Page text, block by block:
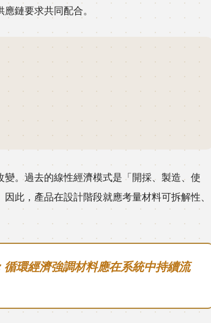
鏈要求共同配合。
。過去的線性經濟模式是「開採、製造、使
此，產品在設計階段就應考量材料可拆解性、
環經濟強調材料應在系統中持續流